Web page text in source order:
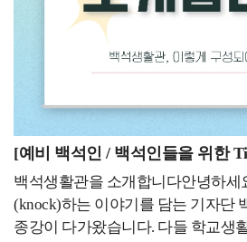
서류전형에 의해 결정되며 기준은
모집단위별로 소정의 접수기간에
소정의 기간 내에 지원자가 초과할
많은 자, 취득한 학점 수가 많은 자,
순으로 선발함재입학을 희망하는
신청하시기 바랍니다.백녹담의 활
백석대학교 입학관리처 (평일 9시
유튜브 ㅣ 백석대학교 입학관리처
@baekseok_univ블로그 ㅣ
https://blog.naver.com/buipsi0800지
시간을 보내는 것에 그치지 않고 다
시작할 수 있도록 몸과 마음을 단단
시간이 되기를 진심으로 바랍니다.
많으셨으며, 다들 건강하고 평안한
바랍니다. 오늘은 백석생활관을 장
입장으로 백석대학교 백석생활관
소개시켜드리고자 합니다. 개인적
것을 참고하여 주세요! 1. 저렴한 비
완화대학 기숙사는 학교 주변의 원
개인적으로 자취를 하는 것과 비교
획기적으로 절감할 수 있다는 가장
백석생활관을 소개합니다안녕하세
(knock)하는 이야기를 담는 기자단
종강이 다가왔습니다. 다들 학교생